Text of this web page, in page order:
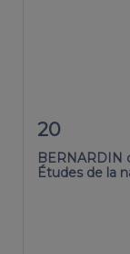
20
BERNARDIN
Études de la